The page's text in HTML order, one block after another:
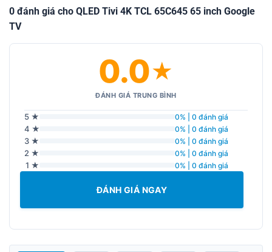
0 đánh giá cho QLED Tivi 4K TCL 65C645 65 inch Google
TV
0.0★
ĐÁNH GIÁ TRUNG BÌNH
5 ★ 0% | 0 đánh giá
4 ★ 0% | 0 đánh giá
3 ★ 0% | 0 đánh giá
2 ★ 0% | 0 đánh giá
1 ★ 0% | 0 đánh giá
ĐÁNH GIÁ NGAY